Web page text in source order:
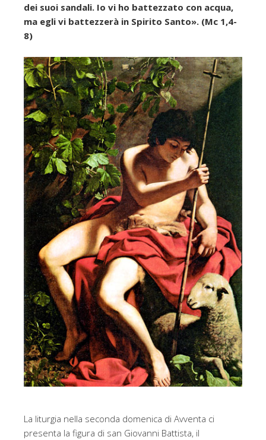
dei suoi sandali. Io vi ho battezzato con acqua,
ma egli vi battezzerà in Spirito Santo». (Mc 1,4-
8)
La liturgia nella seconda domenica di Avventa ci
presenta la figura di san Giovanni Battista, il